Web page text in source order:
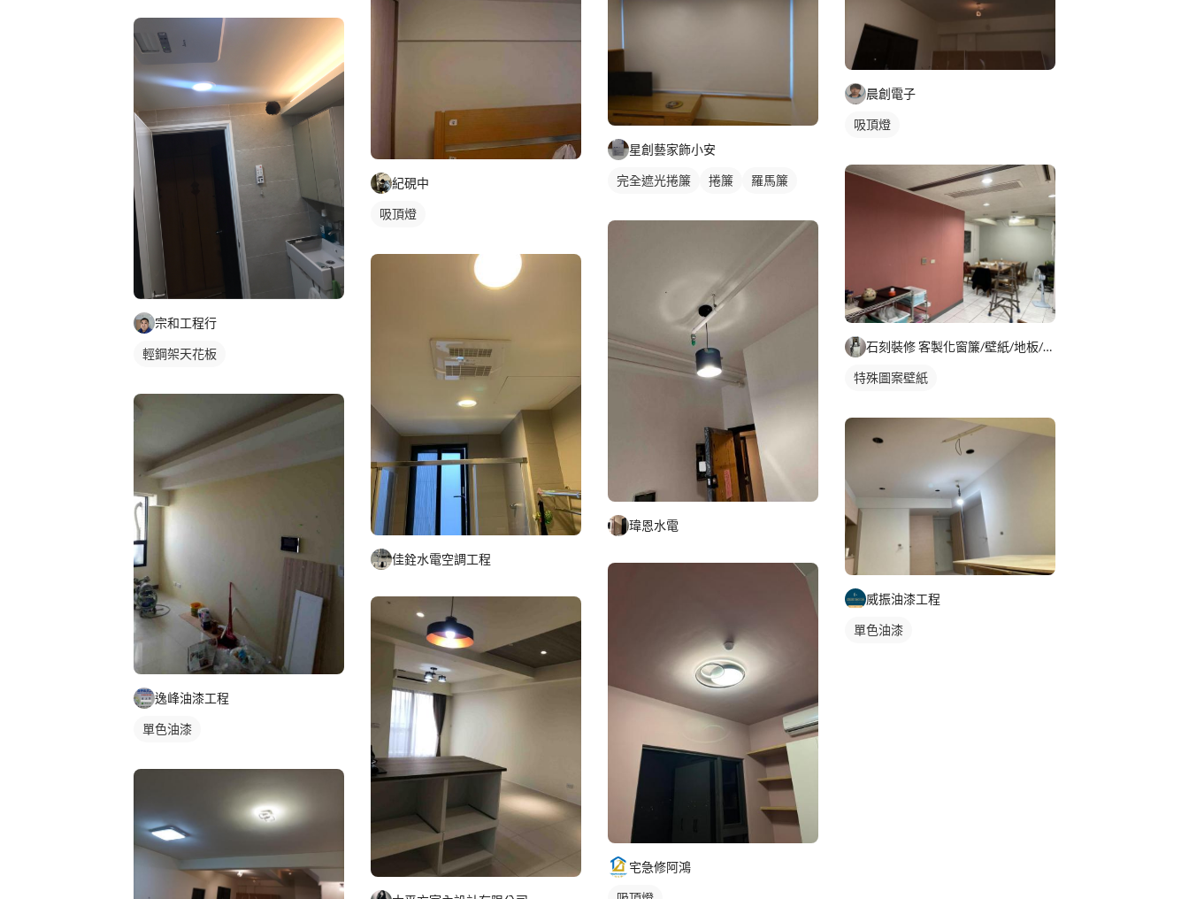
宗和工程行
輕鋼架天花板
逸峰油漆工程
單色油漆
紀硯中
吸頂燈
佳銓水電空調工程
星創藝家飾小安
完全遮光捲簾 捲簾 羅馬簾
瑋恩水電
宅急修阿鴻
晨創電子
吸頂燈
石刻裝修 客製化窗簾/壁紙/地板/系統櫃
特殊圖案壁紙
威振油漆工程
單色油漆